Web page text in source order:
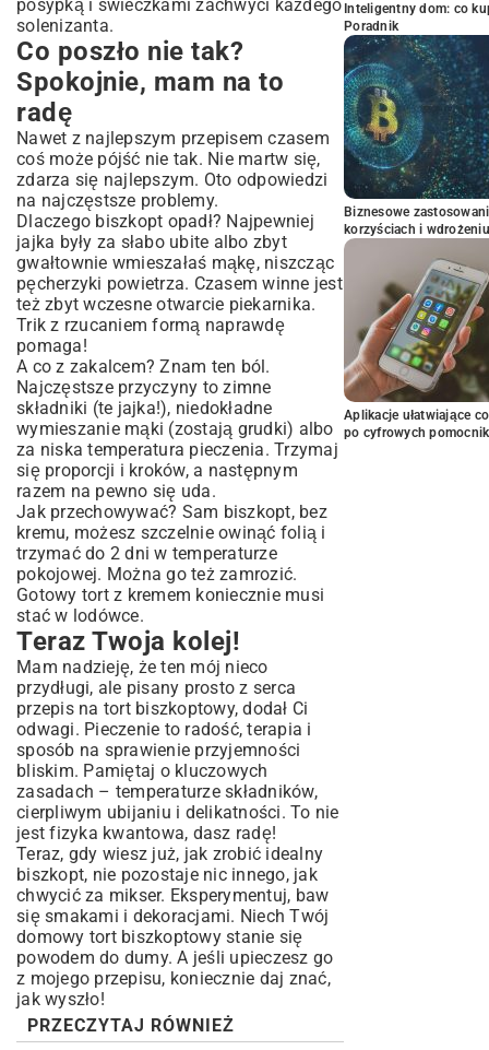
posypką i świeczkami zachwyci każdego
solenizanta.
Co poszło nie tak?
Spokojnie, mam na to
radę
Nawet z najlepszym przepisem czasem
coś może pójść nie tak. Nie martw się,
zdarza się najlepszym. Oto odpowiedzi
na najczęstsze problemy.
Dlaczego biszkopt opadł? Najpewniej
jajka były za słabo ubite albo zbyt
gwałtownie wmieszałaś mąkę, niszcząc
pęcherzyki powietrza. Czasem winne jest
też zbyt wczesne otwarcie piekarnika.
Trik z rzucaniem formą naprawdę
pomaga!
A co z zakalcem? Znam ten ból.
Najczęstsze przyczyny to zimne
składniki (te jajka!), niedokładne
wymieszanie mąki (zostają grudki) albo
za niska temperatura pieczenia. Trzymaj
się proporcji i kroków, a następnym
razem na pewno się uda.
Jak przechowywać? Sam biszkopt, bez
kremu, możesz szczelnie owinąć folią i
trzymać do 2 dni w temperaturze
pokojowej. Można go też zamrozić.
Gotowy tort z kremem koniecznie musi
stać w lodówce.
Teraz Twoja kolej!
Mam nadzieję, że ten mój nieco
przydługi, ale pisany prosto z serca
przepis na tort biszkoptowy, dodał Ci
odwagi. Pieczenie to radość, terapia i
sposób na sprawienie przyjemności
bliskim. Pamiętaj o kluczowych
zasadach – temperaturze składników,
cierpliwym ubijaniu i delikatności. To nie
jest fizyka kwantowa, dasz radę!
Teraz, gdy wiesz już, jak zrobić idealny
biszkopt, nie pozostaje nic innego, jak
chwycić za mikser. Eksperymentuj, baw
się smakami i dekoracjami. Niech Twój
domowy tort biszkoptowy stanie się
powodem do dumy. A jeśli upieczesz go
z mojego przepisu, koniecznie daj znać,
jak wyszło!
PRZECZYTAJ RÓWNIEŻ
Inteligentny dom: co
Poradnik
Biznesowe
korzyściach i wdrożeniu
Aplikacje ułatwiające
po cyfrowych